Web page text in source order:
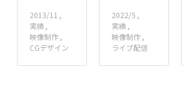
2013/11
実績
映像制作
CGデザイン
2022/5
実績
映像制作
ライブ配信